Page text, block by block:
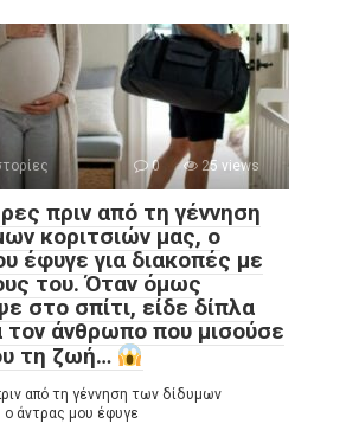
0 25 views
πριν από τη γέννηση
κοριτσιών μας, ο
έφυγε για διακοπές με
του. Όταν όμως
στο σπίτι, είδε δίπλα
άνθρωπο που μισούσε
τη ζωή…
από τη γέννηση των δίδυμων
ο άντρας μου έφυγε